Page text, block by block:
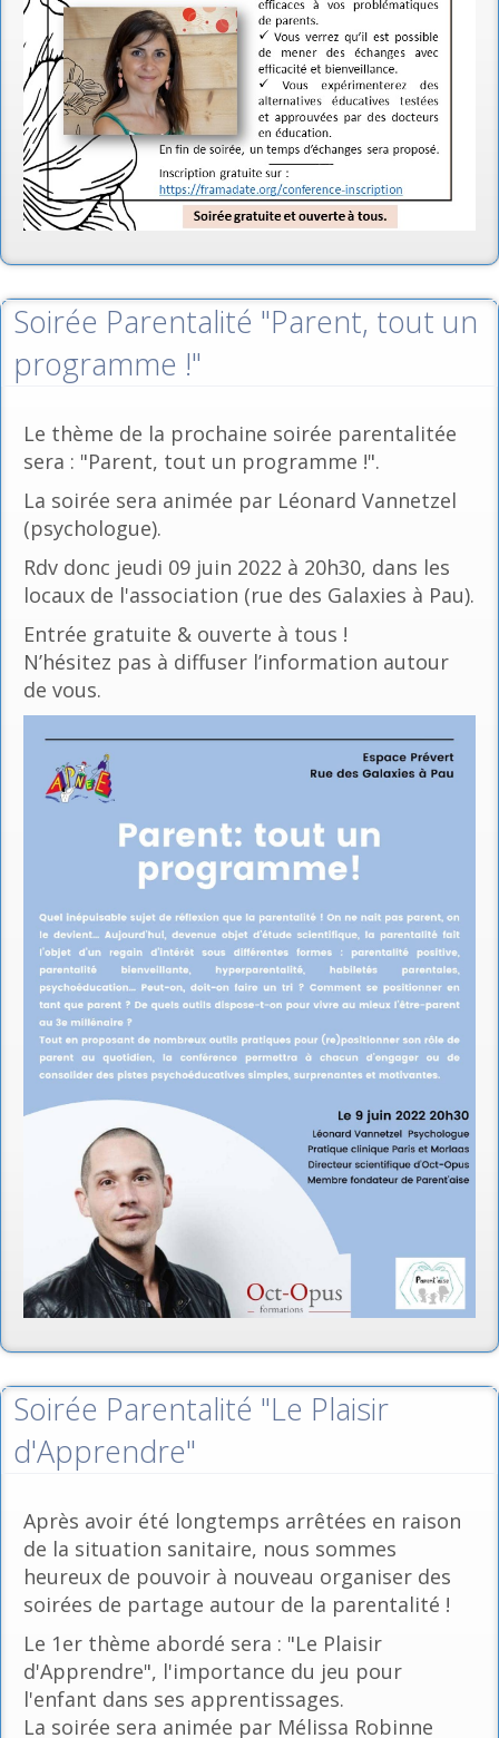
Soirée Parentalité "Parent, tout un
programme !"
Le thème de la prochaine soirée parentalitée
sera : "Parent, tout un programme !".
La soirée sera animée par Léonard Vannetzel
(psychologue).
Rdv donc jeudi 09 juin 2022 à 20h30, dans les
locaux de l'association (rue des Galaxies à Pau).
Entrée gratuite & ouverte à tous !
N’hésitez pas à diffuser l’information autour
de vous.
Soirée Parentalité "Le Plaisir
d'Apprendre"
Après avoir été longtemps arrêtées en raison
de la situation sanitaire, nous sommes
heureux de pouvoir à nouveau organiser des
soirées de partage autour de la parentalité !
Le 1er thème abordé sera : "Le Plaisir
d'Apprendre", l'importance du jeu pour
l'enfant dans ses apprentissages.
La soirée sera animée par Mélissa Robinne